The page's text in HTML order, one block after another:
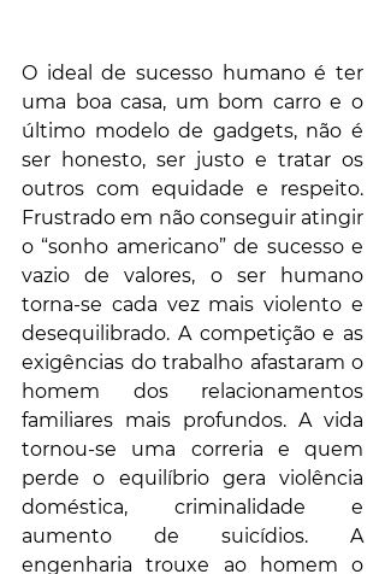
O ideal de sucesso humano é ter
uma boa casa, um bom carro e o
último modelo de gadgets, não é
ser honesto, ser justo e tratar os
outros com equidade e respeito.
Frustrado em não conseguir atingir
o “sonho americano” de sucesso e
vazio de valores, o ser humano
torna-se cada vez mais violento e
desequilibrado. A competição e as
exigências do trabalho afastaram o
homem dos relacionamentos
familiares mais profundos. A vida
tornou-se uma correria e quem
perde o equilíbrio gera violência
doméstica, criminalidade e
aumento de suicídios. A
engenharia trouxe ao homem o